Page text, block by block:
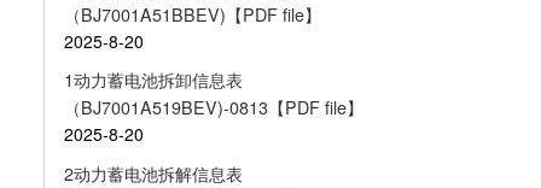
（BJ7001A51BBEV)【PDF file】
2025-8-20
1动力蓄电池拆卸信息表
（BJ7001A519BEV)-0813【PDF file】
2025-8-20
2动力蓄电池拆解信息表